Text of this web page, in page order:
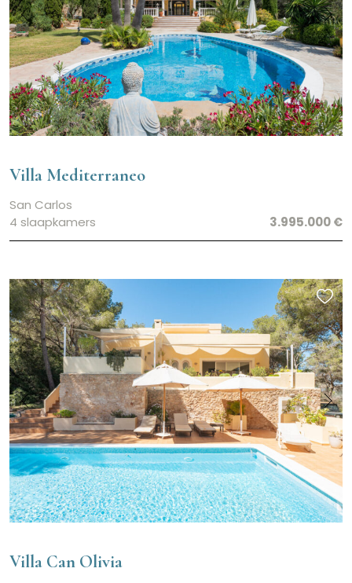
Villa Mediterraneo
San Carlos
4 slaapkamers
3.995.000 €
Villa Can Olivia